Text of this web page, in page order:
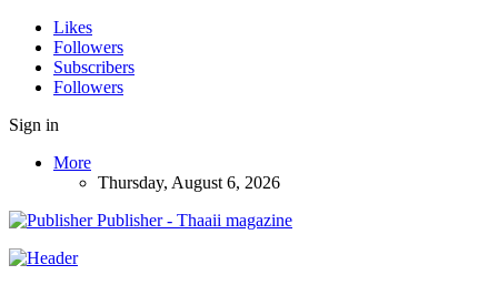
Likes
Followers
Subscribers
Followers
Sign in
More
Thursday, August 6, 2026
Publisher - Thaaii magazine